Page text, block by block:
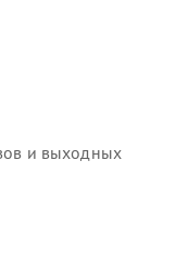
и выходных